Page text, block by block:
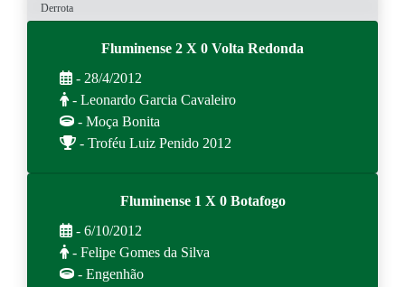
Derrota
Fluminense 2 X 0 Volta Redonda
- 28/4/2012
- Leonardo Garcia Cavaleiro
- Moça Bonita
- Troféu Luiz Penido 2012
Fluminense 1 X 0 Botafogo
- 6/10/2012
- Felipe Gomes da Silva
- Engenhão